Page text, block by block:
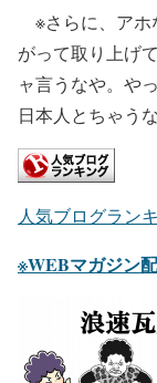
※さらに、アホ
がって取り上げ
ャ言うなや。や
日本人とちゃう
人気ブログラン
※WEBマガジン